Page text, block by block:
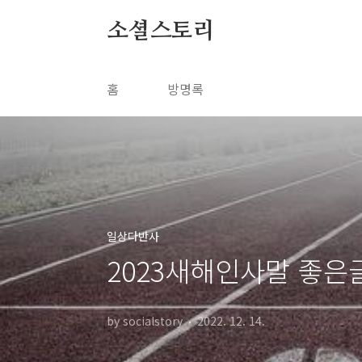
소셜스토리
홈 방명록
일상다반사
2023새해인사말 좋은
by socialstory 2022. 12. 14.